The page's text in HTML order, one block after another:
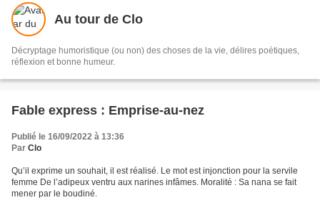
Au tour de Clo
Décryptage humoristique (ou non) des choses de la vie, délires poétiques,
réflexion et bonne humeur.
Fable express : Emprise-au-nez
Publié le 16/09/2022 à 13:36
Par Clo
Qu’il exprime un souhait, il est réalisé. Le mot est injonction pour la servile
femme De l’adipeux ventru aux narines infâmes. Moralité : Sa nana se fait
mener par le boudiné.